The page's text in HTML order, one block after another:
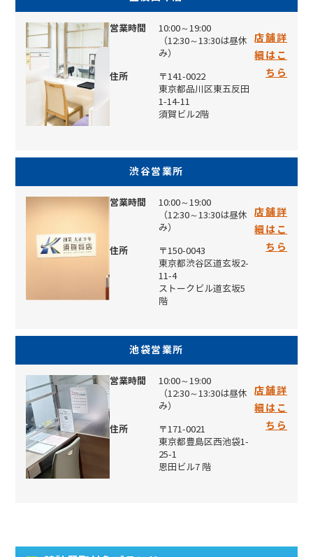
営業時間
10:00～19:00
（12:30～13:30は昼休
み）
住所
〒141-0022
東京都品川区東五反田
1-14-11
須賀ビル2階
店舗詳
細はこ
ちら
渋谷営業所
営業時間
10:00～19:00
（12:30～13:30は昼休
み）
住所
〒150-0043
東京都渋谷区道玄坂2-
11-4
ストークビル道玄坂5
階
店舗詳
細はこ
ちら
池袋営業所
営業時間
10:00～19:00
（12:30～13:30は昼休
み）
住所
〒171-0021
東京都豊島区西池袋1-
25-1
恩田ビル7 階
店舗詳
細はこ
ちら